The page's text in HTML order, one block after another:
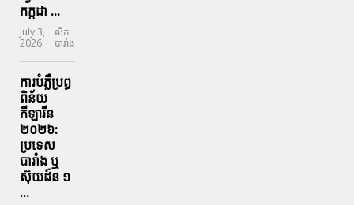
កក្កដា ...
July 3,
2026 - លីក
បារាំង
ការបំភ្លឺប្រព្ធ​
ពិន័យ​
កីឡារីន​
២០២៦:
ប្រទេស​
បារាំង​ ឬ​
ស៊ុយដ៍ន​ ១
...